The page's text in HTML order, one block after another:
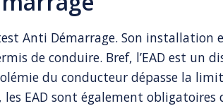
Anti Démarrage. Son
de conduire. Bref, l’EAD est un
du conducteur dépasse la
les EAD sont également